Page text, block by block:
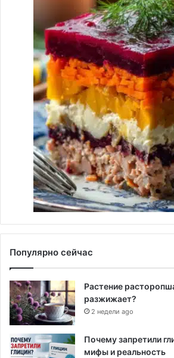
Популярно сейчас
Растение
разжижает?
2 недели ago
Почему запретили
мифы и реальность